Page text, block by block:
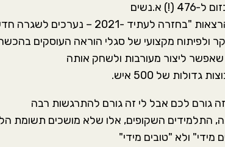
א.נשים
-2021 – נערכים לשגרה חדשה באקדמיה"
ולפיתוח מקצועי של סגלי הוראה העוסקים
ליצור מעורבות ולשחק אותה
של 500 איש.
גורם לכם אבל לי זה גורם להתרגשות רבה
התלמידים השקופים, אלו שלא מושכים תשומת
מידי" ולא "טובים מידי"